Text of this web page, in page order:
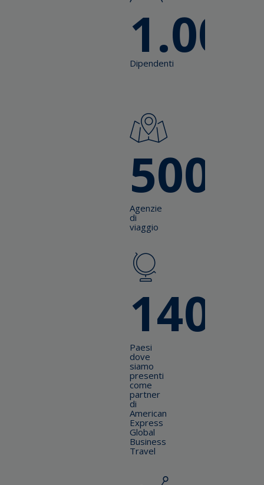
1.000
Dipendenti
500
Agenzie
di
viaggio
140
Paesi
dove
siamo
presenti
come
partner
di
American
Express
Global
Business
Travel